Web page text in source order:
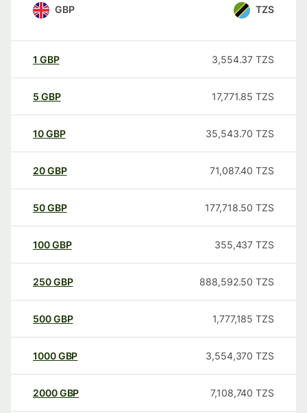
GBP TZS
1 GBP 3,554.37 TZS
5 GBP 17,771.85 TZS
10GBP 35,543.70 TZS
20GBP 71,087.40 TZS
50GBP 177,718.50 TZS
100GBP 355,437 TZS
250GBP 888,592.50 TZS
500GBP 1,777,185 TZS
1000GBP 3,554,370 TZS
2000GBP 7,108,740 TZS